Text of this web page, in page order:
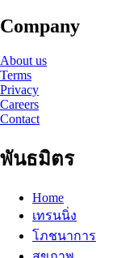
Company
About us
Terms
Privacy
Careers
Contact
พันธมิตร
Home
เทรนนิ่ง
โภชนาการ